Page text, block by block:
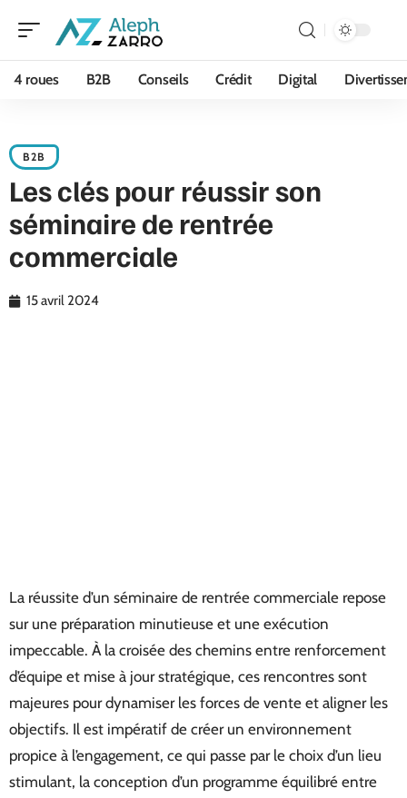
4 roues B2B Conseils Crédit Digital
B2B
Les clés pour réussir son
séminaire de rentrée
commerciale
15 avril 2024
La réussite d’un séminaire de rentrée commerciale repose
sur une préparation minutieuse et une exécution
impeccable. À la croisée des chemins entre renforcement
d’équipe et mise à jour stratégique, ces rencontres sont
majeures pour dynamiser les forces de vente et aligner les
objectifs. Il est impératif de créer un environnement
propice à l’engagement, ce qui passe par le choix d’un lieu
stimulant, la conception d’un programme équilibré entre